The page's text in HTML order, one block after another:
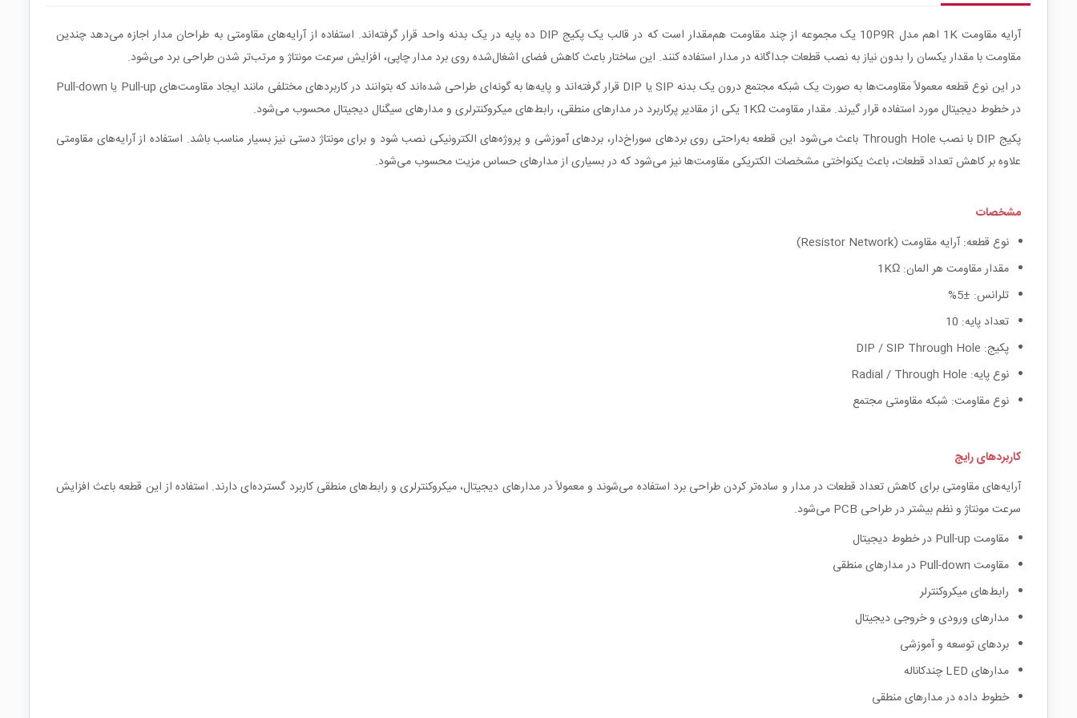
آرایه مقاومت 1K اهم مدل 10P9R یک مجموعه از چند مقاومت هم‌مقدار است که در قالب یک پکیج DIP ده پایه در یک بدنه واحد قرار گرفته‌اند. استفاده از آرایه‌های مقاومتی به طراحان مدار اجازه می‌دهد چندین
مقاومت با مقدار یکسان را بدون نیاز به نصب قطعات جداگانه در مدار استفاده کنند. این ساختار باعث کاهش فضای اشغال‌شده روی برد مدار چاپی، افزایش سرعت مونتاژ و مرتب‌تر شدن طراحی برد می‌شود.
در این نوع قطعه معمولاً مقاومت‌ها به صورت یک شبکه مجتمع درون یک بدنه SIP یا DIP قرار گرفته‌اند و پایه‌ها به گونه‌ای طراحی شده‌اند که بتوانند در کاربردهای مختلفی مانند ایجاد مقاومت‌های Pull-up یا Pull-down
در خطوط دیجیتال مورد استفاده قرار گیرند. مقدار مقاومت 1KΩ یکی از مقادیر پرکاربرد در مدارهای منطقی، رابط‌های میکروکنترلری و مدارهای سیگنال دیجیتال محسوب می‌شود.
پکیج DIP با نصب Through Hole باعث می‌شود این قطعه به‌راحتی روی بردهای سوراخ‌دار، بردهای آموزشی و پروژه‌های الکترونیکی نصب شود و برای مونتاژ دستی نیز بسیار مناسب باشد. استفاده از آرایه‌های مقاومتی
علاوه بر کاهش تعداد قطعات، باعث یکنواختی مشخصات الکتریکی مقاومت‌ها نیز می‌شود که در بسیاری از مدارهای حساس مزیت محسوب می‌شود.
مشخصات
نوع قطعه: آرایه مقاومت (Resistor Network)
مقدار مقاومت هر المان: 1KΩ
تلرانس: ±5%
تعداد پایه: 10
پکیج: DIP / SIP Through Hole
نوع پایه: Radial / Through Hole
نوع مقاومت: شبکه مقاومتی مجتمع
کاربردهای رایج
آرایه‌های مقاومتی برای کاهش تعداد قطعات در مدار و ساده‌تر کردن طراحی برد استفاده می‌شوند و معمولاً در مدارهای دیجیتال، میکروکنترلری و رابط‌های منطقی کاربرد گسترده‌ای دارند. استفاده از این قطعه باعث افزایش
سرعت مونتاژ و نظم بیشتر در طراحی PCB می‌شود.
مقاومت Pull-up در خطوط دیجیتال
مقاومت Pull-down در مدارهای منطقی
رابط‌های میکروکنترلر
مدارهای ورودی و خروجی دیجیتال
بردهای توسعه و آموزشی
مدارهای LED چندکاناله
خطوط داده در مدارهای منطقی